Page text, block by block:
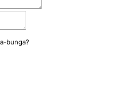
bunga?